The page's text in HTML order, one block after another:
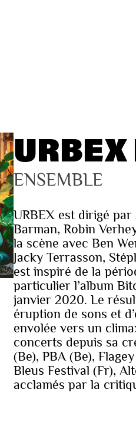
ENSEMBLE
URBEX est dirigé
Barman, Robin
la scène avec Ben
Jacky Terrasson,
est inspiré de la
particulier l’album
janvier 2020. Le
éruption de sons et
envolée vers un
concerts depuis sa
(Be), PBA (Be),
Bleus Festival (Fr),
acclamés par la